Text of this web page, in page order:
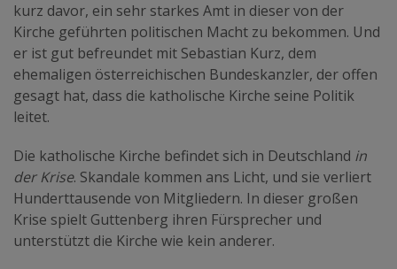
kurz davor, ein sehr starkes Amt in dieser von der
Kirche geführten politischen Macht zu bekommen. Und
er ist gut befreundet mit Sebastian Kurz, dem
ehemaligen österreichischen Bundeskanzler, der offen
gesagt hat, dass die katholische Kirche seine Politik
leitet.
Die katholische Kirche befindet sich in Deutschland in
der Krise. Skandale kommen ans Licht, und sie verliert
Hunderttausende von Mitgliedern. In dieser großen
Krise spielt Guttenberg ihren Fürsprecher und
unterstützt die Kirche wie kein anderer.